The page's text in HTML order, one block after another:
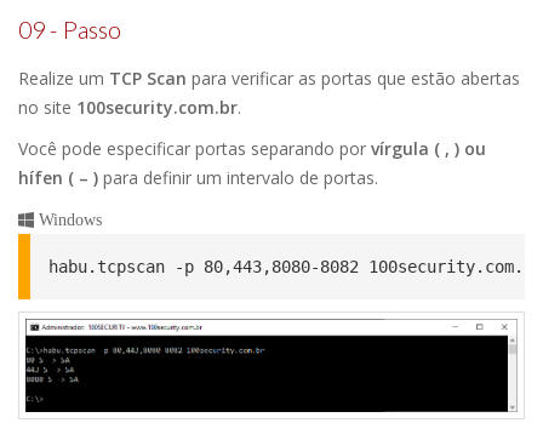
09 - Passo
Realize um TCP Scan para verificar as portas que estão abertas
no site 100security.com.br.
Você pode especificar portas separando por vírgula ( , ) ou
hífen ( – ) para definir um intervalo de portas.
Windows
habu.tcpscan -p 80,443,8080-8082 100security.com.br